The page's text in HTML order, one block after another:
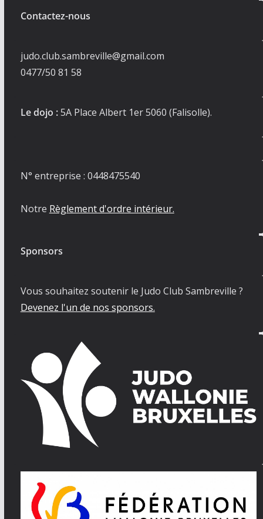
Contactez-nous
judo.club.sambreville@gmail.com
0477/50 81 58
Le dojo :5A Place Albert 1er 5060 (Falisolle).
N° entreprise : 0448475540
Notre Règlement d'ordre intérieur.
Sponsors
Vous souhaitez soutenir le Judo Club Sambreville ?
Devenez l'un de nos sponsors.